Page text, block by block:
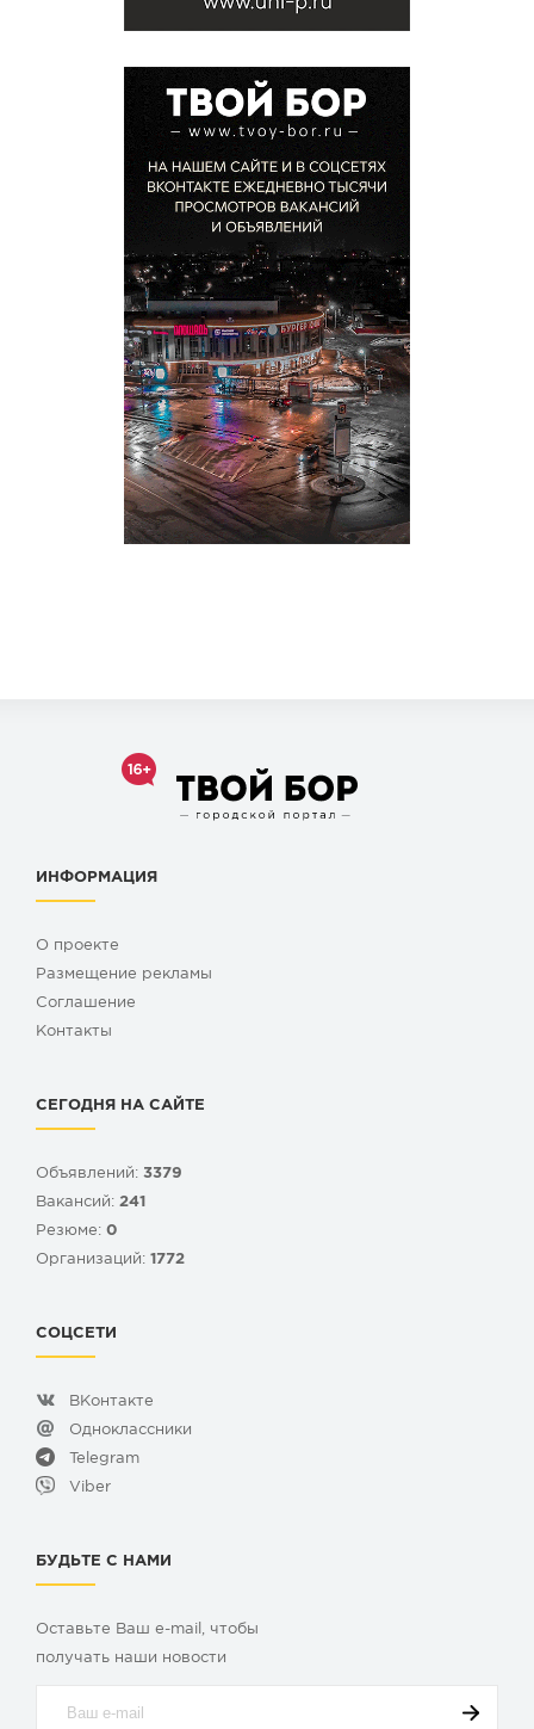
ИНФОРМАЦИЯ
О проекте
Размещение рекламы
Cоглашение
Контакты
СЕГОДНЯ НА САЙТЕ
Объявлений: 3379
Вакансий: 241
Резюме: 0
Организаций: 1772
СОЦСЕТИ
ВКонтакте
Одноклассники
Telegram
Viber
БУДЬТЕ С НАМИ
Оставьте Ваш e-mail, чтобы
получать наши новости